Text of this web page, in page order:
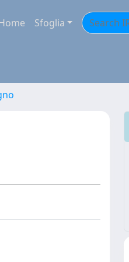
Sfoglia